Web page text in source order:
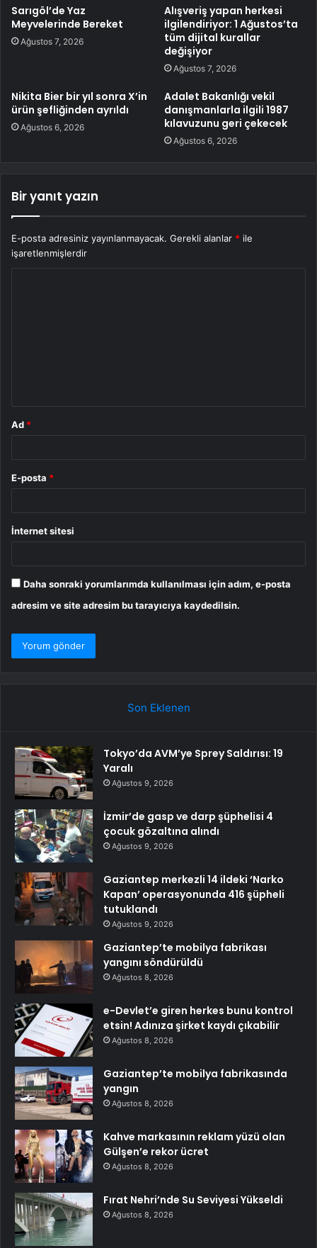
Sarıgöl’de Yaz
Meyvelerinde Bereket
Ağustos 7, 2026
Alışveriş yapan herkesi
ilgilendiriyor: 1 Ağustos’ta
tüm dijital kurallar
değişiyor
Ağustos 7, 2026
Nikita Bier bir yıl sonra X’in
ürün şefliğinden ayrıldı
Ağustos 6, 2026
Adalet Bakanlığı vekil
danışmanlarla ilgili 1987
kılavuzunu geri çekecek
Ağustos 6, 2026
Bir yanıt yazın
E-posta adresiniz yayınlanmayacak. Gerekli alanlar * ile
işaretlenmişlerdir
Ad *
E-posta *
İnternet sitesi
Daha sonraki yorumlarımda kullanılması için adım, e-posta
adresim ve site adresim bu tarayıcıya kaydedilsin.
Son Eklenen
Tokyo’da AVM’ye Sprey Saldırısı: 19
Yaralı
Ağustos 9, 2026
İzmir’de gasp ve darp şüphelisi 4
çocuk gözaltına alındı
Ağustos 9, 2026
Gaziantep merkezli 14 ildeki ‘Narko
Kapan’ operasyonunda 416 şüpheli
tutuklandı
Ağustos 9, 2026
Gaziantep’te mobilya fabrikası
yangını söndürüldü
Ağustos 8, 2026
e-Devlet’e giren herkes bunu kontrol
etsin! Adınıza şirket kaydı çıkabilir
Ağustos 8, 2026
Gaziantep’te mobilya fabrikasında
yangın
Ağustos 8, 2026
Kahve markasının reklam yüzü olan
Gülşen’e rekor ücret
Ağustos 8, 2026
Fırat Nehri’nde Su Seviyesi Yükseldi
Ağustos 8, 2026